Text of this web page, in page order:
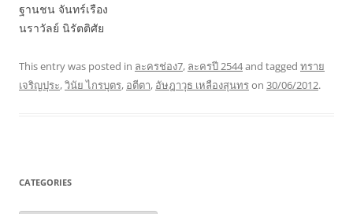
ฐานชน จันทร์เรือง
นราวัลย์ นิรัตติศัย
This entry was posted in ละครช่อง7, ละครปี 2544and tagged ทราย
เจริญปุระ,วินัย ไกรบุตร, อตีตา, อัษฎาวุธ เหลืองสุนทรon 30/06/2012.
CATEGORIES